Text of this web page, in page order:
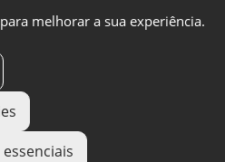
melhorar a sua experiência.